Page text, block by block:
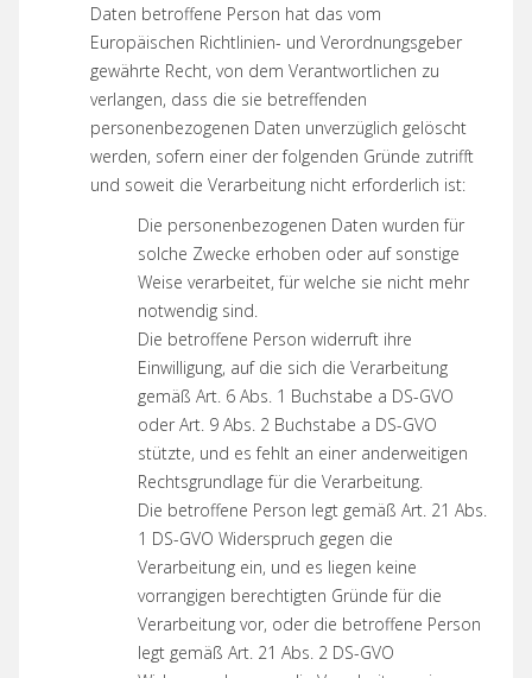
Daten betroffene Person hat das vom
Europäischen Richtlinien- und Verordnungsgeber
gewährte Recht, von dem Verantwortlichen zu
verlangen, dass die sie betreffenden
personenbezogenen Daten unverzüglich gelöscht
werden, sofern einer der folgenden Gründe zutrifft
und soweit die Verarbeitung nicht erforderlich ist:
Die personenbezogenen Daten wurden für
solche Zwecke erhoben oder auf sonstige
Weise verarbeitet, für welche sie nicht mehr
notwendig sind.
Die betroffene Person widerruft ihre
Einwilligung, auf die sich die Verarbeitung
gemäß Art. 6 Abs. 1 Buchstabe a DS-GVO
oder Art. 9 Abs. 2 Buchstabe a DS-GVO
stützte, und es fehlt an einer anderweitigen
Rechtsgrundlage für die Verarbeitung.
Die betroffene Person legt gemäß Art. 21 Abs.
1 DS-GVO Widerspruch gegen die
Verarbeitung ein, und es liegen keine
vorrangigen berechtigten Gründe für die
Verarbeitung vor, oder die betroffene Person
legt gemäß Art. 21 Abs. 2 DS-GVO